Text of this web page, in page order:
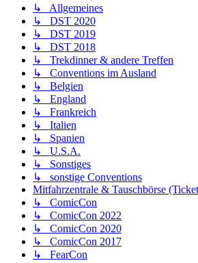
↳ Allgemeines
↳ DST 2020
↳ DST 2019
↳ DST 2018
↳ Trekdinner & andere Treffen
↳ Conventions im Ausland
↳ Belgien
↳ England
↳ Frankreich
↳ Italien
↳ Spanien
↳ U.S.A.
↳ Sonstiges
↳ sonstige Conventions
Mitfahrzentrale & Tauschbörse
↳ ComicCon
↳ ComicCon 2022
↳ ComicCon 2020
↳ ComicCon 2017
↳ FearCon